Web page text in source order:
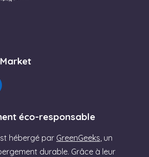
éco-responsable
hébergé par GreenGeeks , un
durable. Grâce à leur